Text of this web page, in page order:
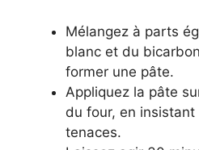
Mélangez à parts
blanc et du
former une pâte.
Appliquez la pâte
du four, en
tenaces.